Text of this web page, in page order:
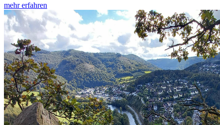
mehr erfahren